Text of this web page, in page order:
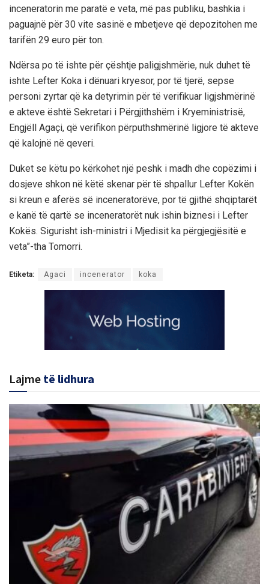
inceneratorin me paratë e veta, më pas publiku, bashkia i
paguajnë për 30 vite sasinë e mbetjeve që depozitohen me
tarifën 29 euro për ton.
Ndërsa po të ishte për çështje paligjshmërie, nuk duhet të
ishte Lefter Koka i dënuari kryesor, por të tjerë, sepse
personi zyrtar që ka detyrimin për të verifikuar ligjshmërinë
e akteve është Sekretari i Përgjithshëm i Kryeministrisë,
Engjëll Agaçi, që verifikon përputhshmërinë ligjore të akteve
që kalojnë në qeveri.
Duket se këtu po kërkohet një peshk i madh dhe copëzimi i
dosjeve shkon në këtë skenar për të shpallur Lefter Kokën
si kreun e aferës së inceneratorëve, por të gjithë shqiptarët
e kanë të qartë se inceneratorët nuk ishin biznesi i Lefter
Kokës. Sigurisht ish-ministri i Mjedisit ka përgjegjësitë e
veta”-tha Tomorri.
Etiketa: Agaci incenerator koka
Lajme të lidhura